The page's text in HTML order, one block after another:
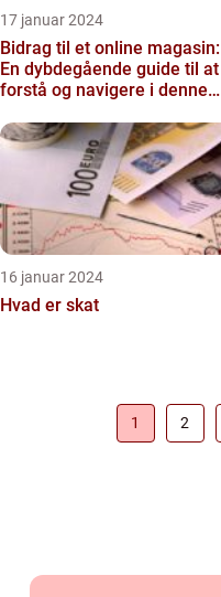
17 januar 2024
Bidrag til et online magasin:
En dybdegående guide til at
forstå og navigere i denne
16 januar 2024
Hvad er skat
1 2